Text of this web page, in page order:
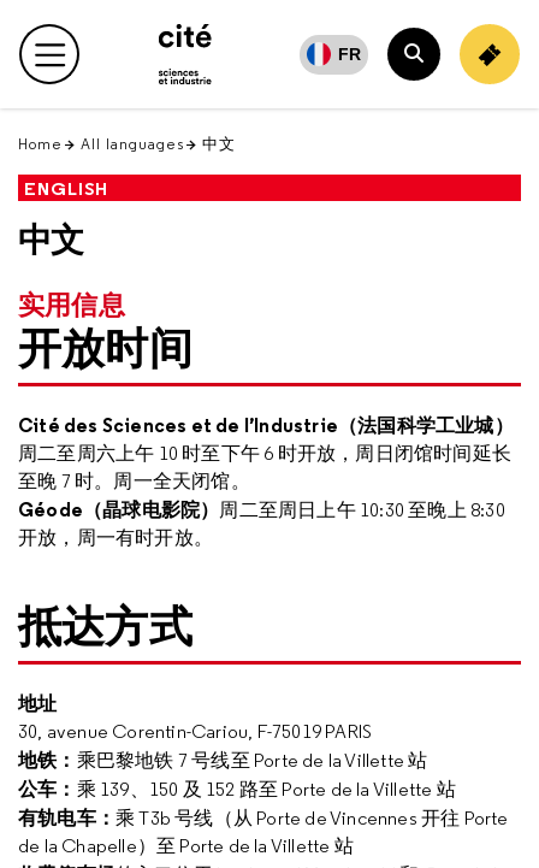
en
haut Main menu FR
Search
Home All languages 中文
ENGLISH
中文
实用信息
开放时间
Cité des Sciences et de l’Industrie （法国科学工业城）
周二至周六上午 10 时至下午 6 时开放，周日闭馆时间延长
至晚 7 时。周一全天闭馆。
Géode （晶球电影院） 周二至周日上午10:30至晚上8:30
开放，周一有时开放。
抵达方式
地址
30, avenue Corentin-Cariou, F-75019 PARIS
地铁： 乘巴黎地铁 7号线至 Porte de la Villette站
公车： 乘 139、 150 及 152 路至 Porte de la Villette 站
有轨电车： 乘 T3b号线（从 Porte de Vincennes开往 Porte
de la Chapelle）至 Porte de la Villette 站